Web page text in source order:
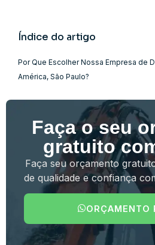
Índice do artigo
Por Que Escolher Nossa Empresa de
América, São Paulo?
Faça o seu
gratuito
Faça seu orçamento
de qualidade e confiança
ORÇAMENTO